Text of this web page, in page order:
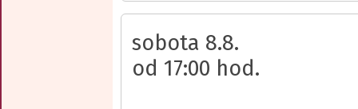
sobota 8.8.
od 17:00 hod.